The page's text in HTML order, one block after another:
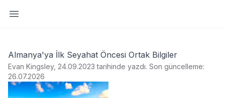
Yan paneli aç
Almanya'ya İlk Seyahat Öncesi Ortak Bilgiler
Evan Kingsley, 24.09.2023 tarihinde yazdı. Son güncelleme:
26.07.2026